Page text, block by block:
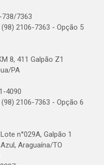
7363
2106-7363 - Opção 5
8, 411 Galpão Z1
PA
4090
2106-7363 - Opção 6
n°029A, Galpão 1
Araguaína/TO